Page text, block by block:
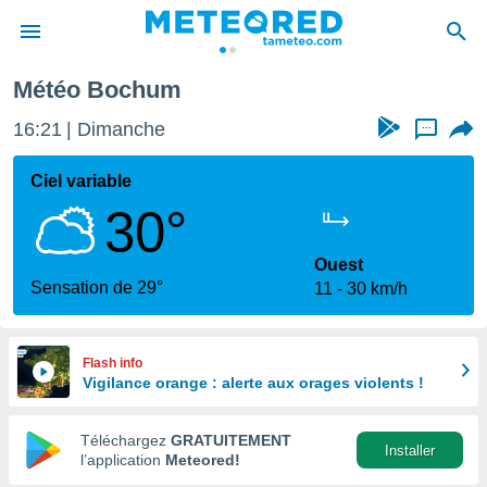
de
Météo Bochum
16:21 Dimanche ...
Ciel variable
30°
Sensation de 29°
Ouest
11
30 km/h
Flash info
Vigilance orange : alerte aux orages violents !
Téléchargez GRATUITEMENT
l’application Meteored!
Installer